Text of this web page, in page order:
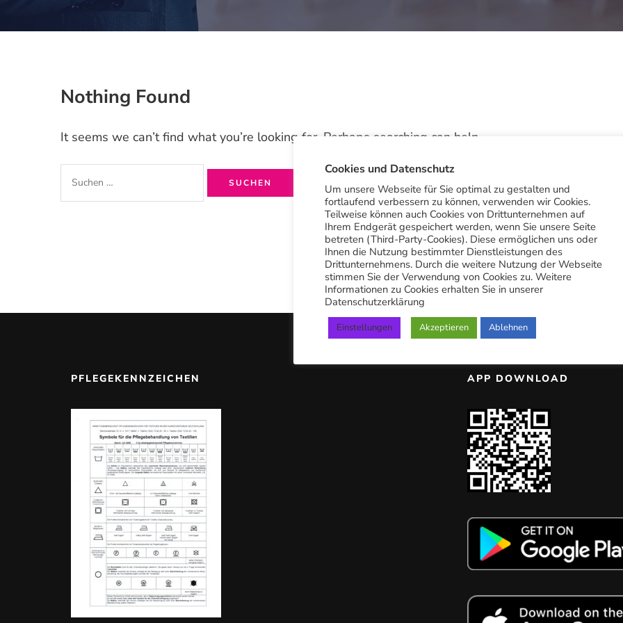
Nothing Found
It seems we can’t find what you’re looking for. Perhaps searching can help.
PFLEGEKENNZEICHEN APP DOWNLOAD
Cookies und Datenschutz
Um unsere Webseite für Sie optimal zu gestalten und
fortlaufend verbessern zu können, verwenden wir Cookies.
Teilweise können auch Cookies von Drittunternehmen auf
Ihrem Endgerät gespeichert werden, wenn Sie unsere Seite
betreten (Third-Party-Cookies). Diese ermöglichen uns oder
Ihnen die Nutzung bestimmter Dienstleistungen des
Drittunternehmens. Durch die weitere Nutzung der Webseite
stimmen Sie der Verwendung von Cookies zu. Weitere
Informationen zu Cookies erhalten Sie in unserer
Datenschutzerklärung
Einstellungen Akzeptieren Ablehnen